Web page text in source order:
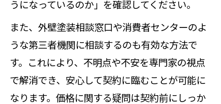
うになっているのか」を確認してください。
また、外壁塗装相談窓口や消費者センターのよ
うな第三者機関に相談するのも有効な方法で
す。これにより、不明点や不安を専門家の視点
で解消でき、安心して契約に臨むことが可能に
なります。価格に関する疑問は契約前にしっか